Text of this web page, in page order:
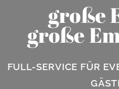
große
große
FULL-SERVICE FÜR